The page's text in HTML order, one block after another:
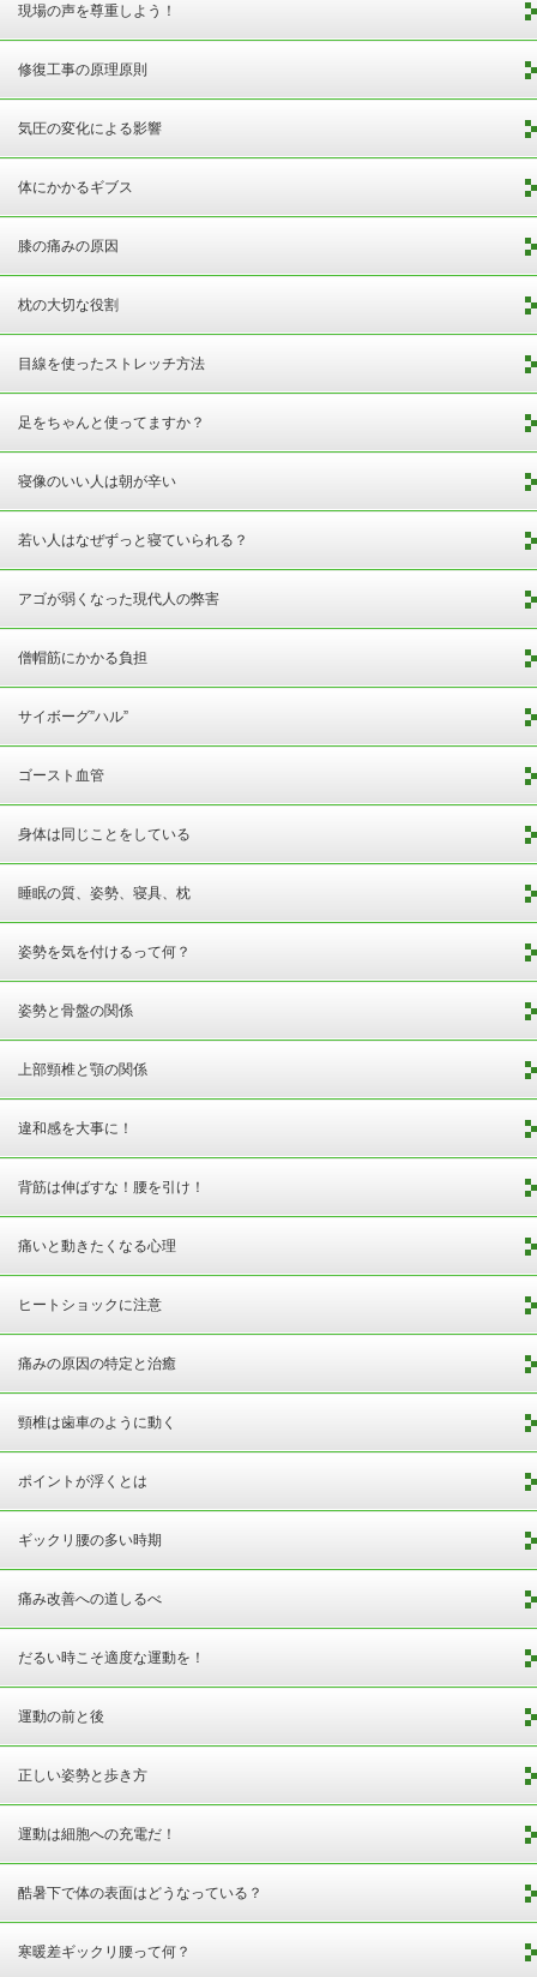
現場の声を尊重しよう！
修復工事の原理原則
気圧の変化による影響
体にかかるギブス
膝の痛みの原因
枕の大切な役割
目線を使ったストレッチ方法
足をちゃんと使ってますか？
寝像のいい人は朝が辛い
若い人はなぜずっと寝ていられる？
アゴが弱くなった現代人の弊害
僧帽筋にかかる負担
サイボーグ”ハル”
ゴースト血管
身体は同じことをしている
睡眠の質、姿勢、寝具、枕
姿勢を気を付けるって何？
姿勢と骨盤の関係
上部頸椎と顎の関係
違和感を大事に！
背筋は伸ばすな！腰を引け！
痛いと動きたくなる心理
ヒートショックに注意
痛みの原因の特定と治癒
頸椎は歯車のように動く
ポイントが浮くとは
ギックリ腰の多い時期
痛み改善への道しるべ
だるい時こそ適度な運動を！
運動の前と後
正しい姿勢と歩き方
運動は細胞への充電だ！
酷暑下で体の表面はどうなっている？
寒暖差ギックリ腰って何？